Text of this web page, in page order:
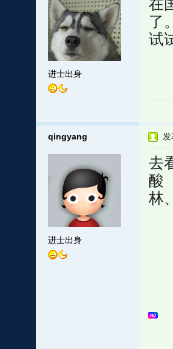
进士出身
在
了
试
qingyang
进士出身
去
酸
林